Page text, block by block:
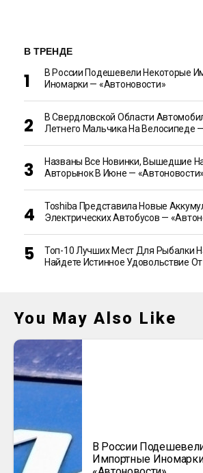
В ТРЕНДЕ
В России Подешевели Некоторые
Иномарки — «Автоновости»
В Свердловской Области
Летнего Мальчика На Велосипеде
Названы Все Новинки, Вышедшие
Авторынок В Июне — «Автоновости»
Toshiba Представила Новые
Электрических Автобусов —
Топ-10 Лучших Мест Для Рыбалки
Найдете Истинное Удовольствие
You May Also Like
В России
Импортные